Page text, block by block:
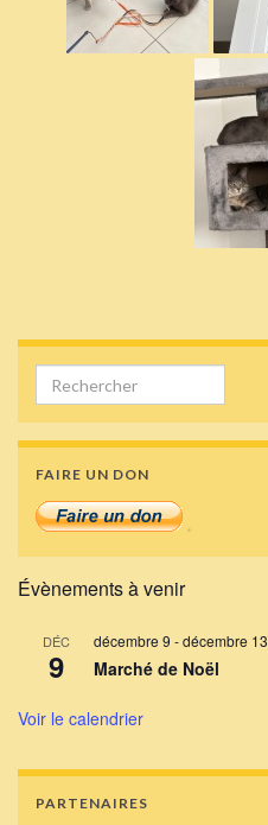
Search for:
FAIRE UN DON
Évènements à venir
DÉC
9
décembre 9 -décembre 13
Marché de Noël
Voir le calendrier
PARTENAIRES